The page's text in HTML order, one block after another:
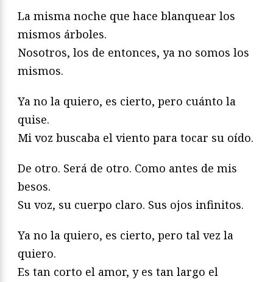
La misma noche que hace blanquear los
mismos árboles.
Nosotros, los de entonces, ya no somos los
mismos.
Ya no la quiero, es cierto, pero cuánto la
quise.
Mi voz buscaba el viento para tocar su oído.
De otro. Será de otro. Como antes de mis
besos.
Su voz, su cuerpo claro. Sus ojos infinitos.
Ya no la quiero, es cierto, pero tal vez la
quiero.
Es tan corto el amor, y es tan largo el